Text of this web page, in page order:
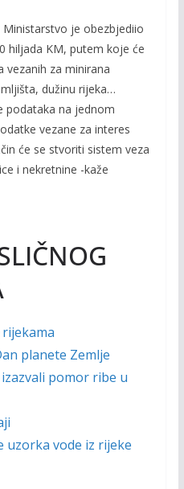
je obezbjediio
hiljada KM, putem koje će
vezanih za minirana
dužinu rijeka…
podataka na jednom
vezane za interes
će se stvoriti sistem veza
i nekretnine -kaže
planete Zemlje
pomor ribe u
uzorka vode iz rijeke